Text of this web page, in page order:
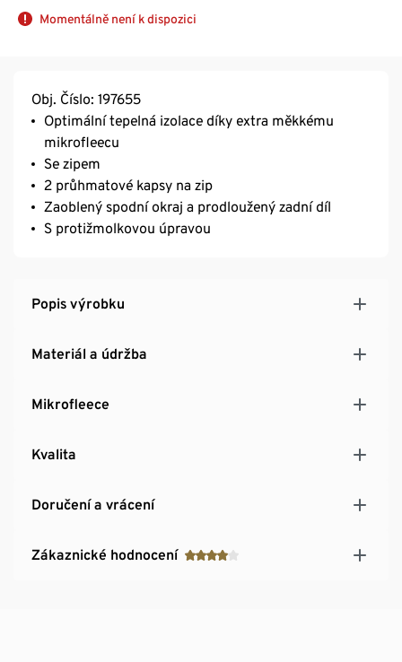
Momentálně není k dispozici
Obj. Číslo: 197655
Optimální tepelná izolace díky extra měkkému
mikrofleecu
Se zipem
2 průhmatové kapsy na zip
Zaoblený spodní okraj a prodloužený zadní díl
S protižmolkovou úpravou
Popis výrobku
Materiál a údržba
Mikrofleece
Kvalita
Doručení a vrácení
Zákaznické hodnocení